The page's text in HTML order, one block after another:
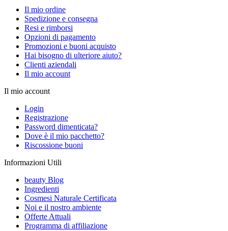
Il mio ordine
Spedizione e consegna
Resi e rimborsi
Opzioni di pagamento
Promozioni e buoni acquisto
Hai bisogno di ulteriore aiuto?
Clienti aziendali
Il mio account
Il mio account
Login
Registrazione
Password dimenticata?
Dove è il mio pacchetto?
Riscossione buoni
Informazioni Utili
beauty Blog
Ingredienti
Cosmesi Naturale Certificata
Noi e il nostro ambiente
Offerte Attuali
Programma di affiliazione